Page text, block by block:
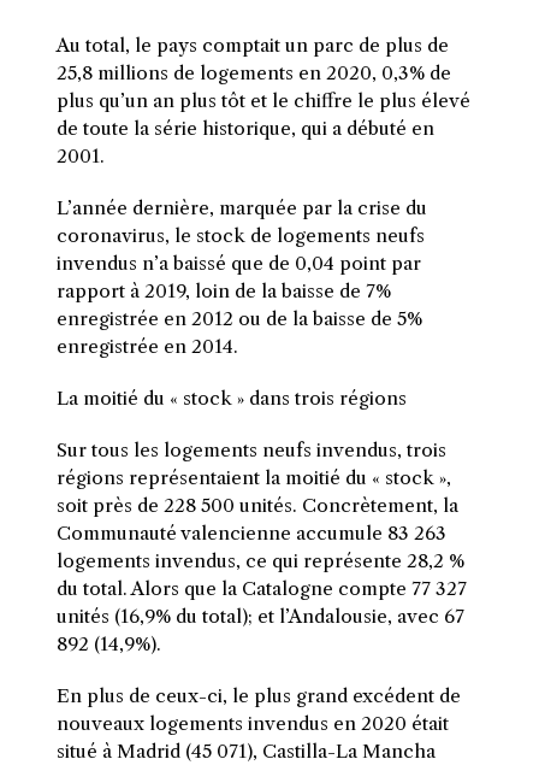
Au total, le pays comptait un parc de plus de
25,8 millions de logements en 2020, 0,3% de
plus qu’un an plus tôt et le chiffre le plus élevé
de toute la série historique, qui a débuté en
2001.
L’année dernière, marquée par la crise du
coronavirus, le stock de logements neufs
invendus n’a baissé que de 0,04 point par
rapport à 2019, loin de la baisse de 7%
enregistrée en 2012 ou de la baisse de 5%
enregistrée en 2014.
La moitié du « stock » dans trois régions
Sur tous les logements neufs invendus, trois
régions représentaient la moitié du « stock »,
soit près de 228 500 unités. Concrètement, la
Communauté valencienne accumule 83 263
logements invendus, ce qui représente 28,2 %
du total. Alors que la Catalogne compte 77 327
unités (16,9% du total); et l’Andalousie, avec 67
892 (14,9%).
En plus de ceux-ci, le plus grand excédent de
nouveaux logements invendus en 2020 était
situé à Madrid (45 071), Castilla-La Mancha